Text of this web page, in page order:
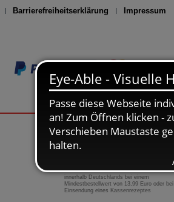
Barrierefreiheitserklärung Impressum
Seite drucken
0800-10 11 422
gebührenfreie Rufnummer
innerhalb Deutschlands bei einem
Mindestbestellwert von 13,99 Euro oder bei
Einsendung eines Kassenrezeptes